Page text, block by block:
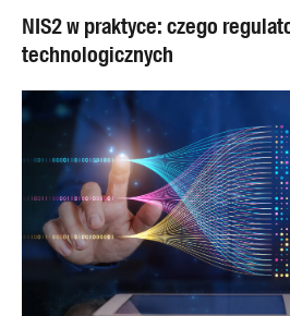
NIS2 w praktyce: czego
technologicznych